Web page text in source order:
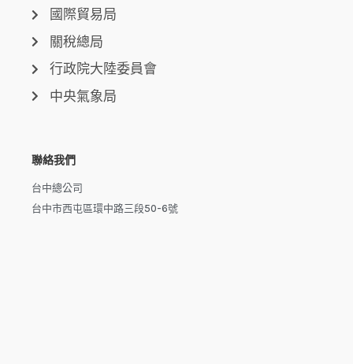
國際貿易局
關稅總局
行政院大陸委員會
中央氣象局
聯絡我們
台中總公司
台中市西屯區環中路三段50-6號